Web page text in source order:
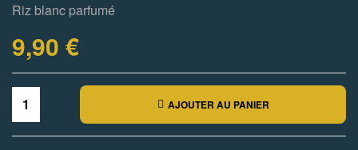
Riz blanc parfumé
9,90 €
AJOUTER AU PANIER